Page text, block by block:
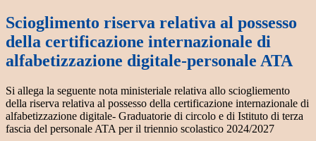
Scioglimento riserva relativa al possesso
della certificazione internazionale di
alfabetizzazione digitale-personale ATA
Si allega la seguente nota ministeriale relativa allo sciogliemento
della riserva relativa al possesso della certificazione internazionale di
alfabetizzazione digitale- Graduatorie di circolo e di Istituto di terza
fascia del personale ATA per il triennio scolastico 2024/2027